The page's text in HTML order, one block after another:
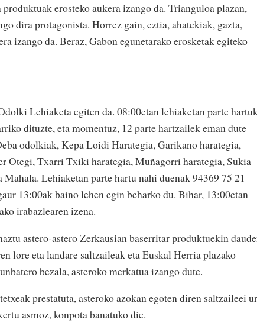
erosteko aukera izango da. Trianguloa plazan,
dira protagonista. Horrez gain, eztia, ahatekiak, gazta,
izango da. Beraz, Gabon egunetarako erosketak egiteko
Lehiaketa egiten da. 08:00etan lehiaketan parte
dituzte, eta momentuz, 12 parte hartzailek eman dute
odolkiak, Kepa Loidi Harategia, Garikano harategia,
Otegi, Txarri Txiki harategia, Muñagorri harategia, Sukia
Lehiaketan parte hartu nahi duenak 94369 75 21
13:00ak baino lehen egin beharko du. Bihar, 13:00etan
irabazlearen izena.
astero-astero Zerkausian baserritar produktuekin
lore eta landare saltzaileak eta Euskal Herria plazako
bezala, asteroko merkatua izango dute.
prestatuta, asteroko azokan egoten diren saltzaileei
asmoz, konpota banatuko die.